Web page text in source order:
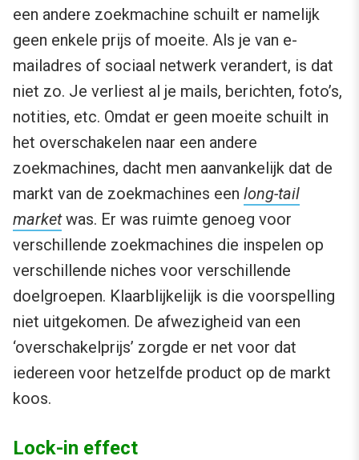
een andere zoekmachine schuilt er namelijk
geen enkele prijs of moeite. Als je van e-
mailadres of sociaal netwerk verandert, is dat
niet zo. Je verliest al je mails, berichten, foto’s,
notities, etc. Omdat er geen moeite schuilt in
het overschakelen naar een andere
zoekmachines, dacht men aanvankelijk dat de
markt van de zoekmachines een long-tail
marketwas. Er was ruimte genoeg voor
verschillende zoekmachines die inspelen op
verschillende niches voor verschillende
doelgroepen. Klaarblijkelijk is die voorspelling
niet uitgekomen. De afwezigheid van een
‘overschakelprijs’ zorgde er net voor dat
iedereen voor hetzelfde product op de markt
koos.
Lock-in effect